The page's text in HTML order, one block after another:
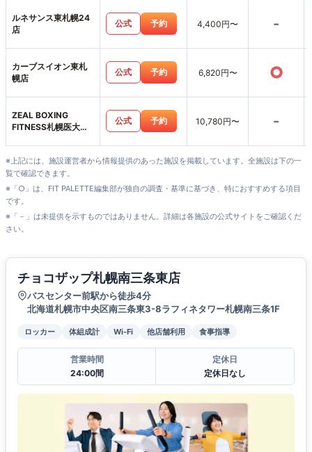
ルネサンス東札幌24
店
公式 予約 4,400円〜 -
カーブスイオン東札
幌店
公式 予約 6,820円〜 ○
ZEAL BOXING
FITNESS札幌医大前
公式 予約 10,780円〜 -
※上記には、施設運営者から情報提供のあった施設を掲載しています。全施設は下の一
覧で確認できます。
※「○」は、FIT PALETTE編集部が独自の調査・基準に基づき、特におすすめする項目
です。
※「－」は未提供を示すものではありません。詳細は各施設の公式サイトをご確認くだ
さい。
チョコザップ札幌南三条東店
バスセンター前駅から徒歩4分
北海道札幌市中央区南三条東3-8ラフィネタワー札幌南三条1F
ロッカー 体組成計 Wi-Fi 他店舗利用 食事指導
営業時間
24:00間
定休日
定休日なし